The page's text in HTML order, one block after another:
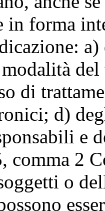
in forma
di
d)
e
comma 2
o